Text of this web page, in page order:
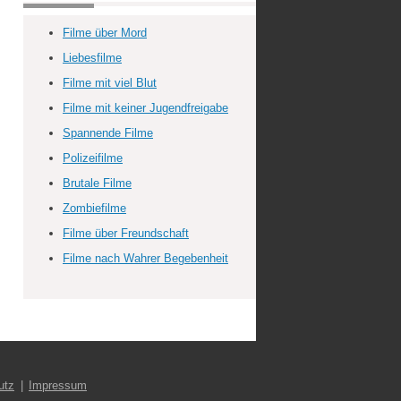
Filme über Mord
Liebesfilme
Filme mit viel Blut
Filme mit keiner Jugendfreigabe
Spannende Filme
Polizeifilme
Brutale Filme
Zombiefilme
Filme über Freundschaft
Filme nach Wahrer Begebenheit
Impressum